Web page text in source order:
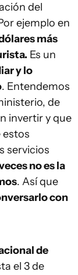
del
ejemplo en
más
Es un
y lo
. Entendemos
de
invertir y que
estos
servicios
no es la
. Así que
con
de
el 3 de